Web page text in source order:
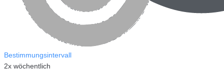
Bestimmungsintervall
2x wöchentlich